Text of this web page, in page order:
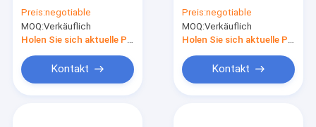
Kontakt mit uns
Neuigkeiten
Eignungs-Schulter-
Presse-Maschine
Preis:negotiable
MOQ:Verkäuflich
Holen Sie sich aktuelle Preis
Kontakt
Funktions-anfällige
Bein-Locke und
Sitzbein-
Maschine
Preis:negotiable
MOQ:Verkäuflich
Holen Sie sich aktuelle Preis
Kontakt